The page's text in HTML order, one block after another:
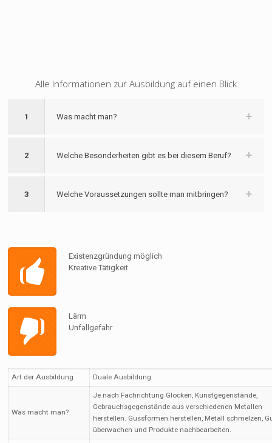
Alle Informationen zur Ausbildung auf einen Blick
1 Was macht man?
2 Welche Besonderheiten gibt es bei diesem Beruf?
3 Welche Voraussetzungen sollte man mitbringen?
Existenzgründung möglich
Kreative Tätigkeit
Lärm
Unfallgefahr
Art der Ausbildung Duale Ausbildung
Was macht man?
Je nach Fachrichtung Glocken, Kunstgegenstände,
Gebrauchsgegenstände aus verschiedenen Metallen
herstellen. Gussformen herstellen, Metall schmelzen,
überwachen und Produkte nachbearbeiten.